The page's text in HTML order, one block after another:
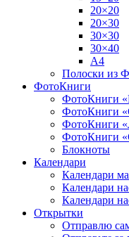
20×20
20×30
30×30
30×40
A4
Полоски из
ФотоКниги
ФотоКниги
ФотоКниги
ФотоКниги
ФотоКниги
Блокноты
Календари
Календари
Календари
Календари
Открытки
Отправлю